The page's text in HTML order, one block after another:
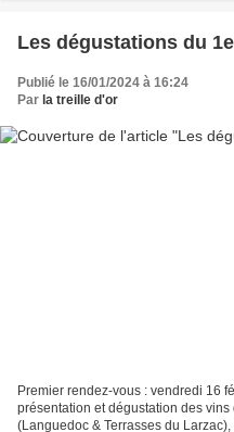
Les dégustations du
Publié le 16/01/2024 à 16:24
Par la treille d'or
Premier rendez-vous : vendredi 16
présentation et dégustation des
(Languedoc & Terrasses du